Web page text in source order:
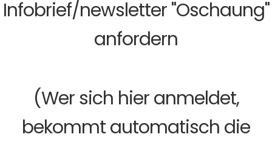
Infobrief/newsletter "Oschaung"
anfordern
(Wer sich hier anmeldet,
bekommt automatisch die